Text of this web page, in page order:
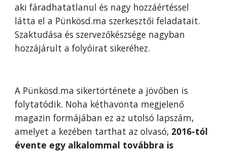
aki fáradhatatlanul és nagy hozzáértéssel
látta el a Pünkösd.ma szerkesztői feladatait.
Szaktudása és szervezőkészsége nagyban
hozzájárult a folyóirat sikeréhez.
A Pünkösd.ma sikertörténete a jövőben is
folytatódik. Noha kéthavonta megjelenő
magazin formájában ez az utolsó lapszám,
amelyet a kezében tarthat az olvasó, 2016-tól
évente egy alkalommal továbbra is